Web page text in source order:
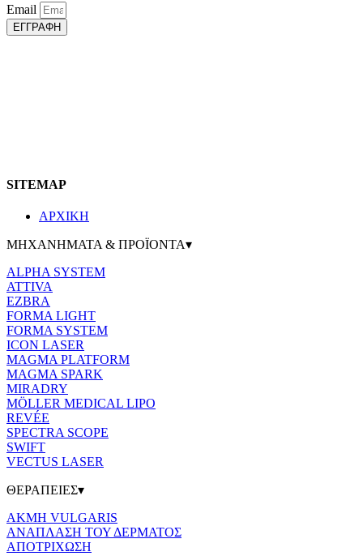
Email
ΕΓΓΡΑΦΗ
SITEMAP
ΑΡΧΙΚΗ
ΜΗΧΑΝΗΜΑΤΑ & ΠΡΟΪΟΝΤΑ▾
ALPHA SYSTEM
ATTIVA
EZBRA
FORMA LIGHT
FORMA SYSTEM
ICON LASER
MAGMA PLATFORM
MAGMA SPARK
MIRADRY
MÖLLER MEDICAL LIPO
REVÉE
SPECTRA SCOPE
SWIFT
VECTUS LASER
ΘΕΡΑΠΕΙΕΣ▾
ΑΚΜΗ VULGARIS
ΑΝΑΠΛΑΣΗ ΤΟΥ ΔΕΡΜΑΤΟΣ
ΑΠΟΤΡΙΧΩΣΗ